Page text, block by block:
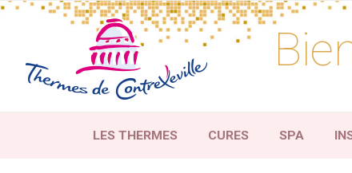
Skip
LES THERMES CURES SPA